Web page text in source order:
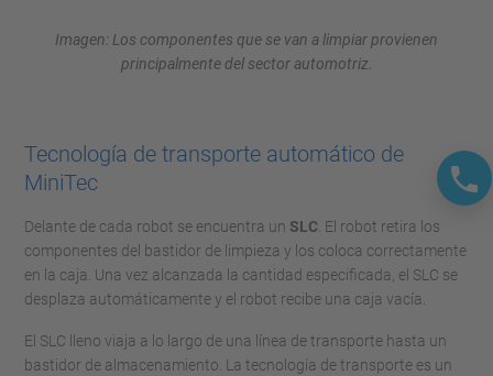
Imagen: Los componentes que se van a limpiar provienen
principalmente del sector automotriz.
Tecnología de transporte automático de
MiniTec
Delante de cada robot se encuentra un SLC. El robot retira los
componentes del bastidor de limpieza y los coloca correctamente
en la caja. Una vez alcanzada la cantidad especificada, el SLC se
desplaza automáticamente y el robot recibe una caja vacía.
El SLC lleno viaja a lo largo de una línea de transporte hasta un
bastidor de almacenamiento. La tecnología de transporte es un